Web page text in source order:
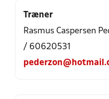
Træner
Rasmus Caspersen
/ 60620531